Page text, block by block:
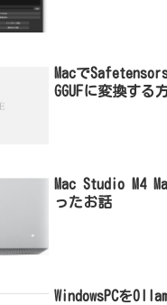
Macで
GGUFに変換する
Mac Studio M4
ったお話
WindowsPCを